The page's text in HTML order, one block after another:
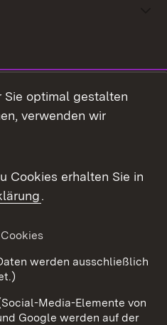
Kontakt
Datenschutz
Sie optimal gestalten
verwenden wir
Cookies erhalten Sie in
.
werden ausschließlich
Media-Elemente von
Google werden auf der